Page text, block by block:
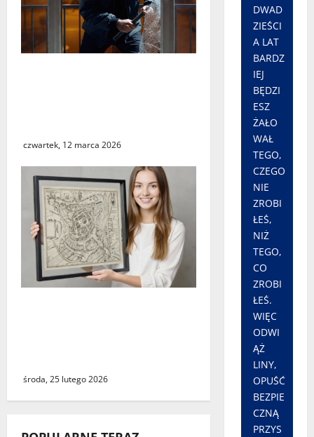
czwartek, 12 marca 2026
środa, 25 lutego 2026
DWAD
ZIEŚCI
A LAT
BARDZ
IEJ
BĘDZI
ESZ
ŻAŁO
WAŁ
TEGO,
CZEGO
NIE
ZROBI
ŁEŚ,
NIŻ
TEGO,
CO
ZROBI
ŁEŚ.
WIĘC
ODWI
ĄŻ
LINY,
OPUŚĆ
BEZPIE
CZNĄ
PRZYS